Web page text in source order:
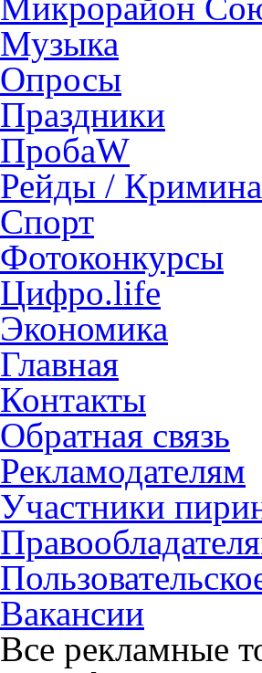
Музыка
Опросы
Праздники
ПробаW
Рейды /
Спорт
Фотоконкурсы
Цифро.life
Экономика
Главная
Контакты
Обратная связь
Рекламодателям
Участники
Вакансии
Все рекламные